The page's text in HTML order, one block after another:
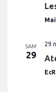
SAM
29
29